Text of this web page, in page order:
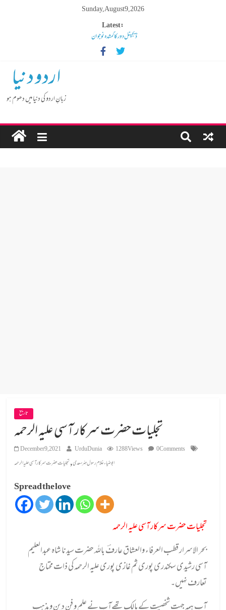
Sunday, August 9, 2026
Latest:
ڈیجیٹل دور کا گمشدہ نوجوان
مہنگائی کا بوجھ پس رہا ہے مڈل کلاس انسان
کم عمر لڑکوں میں بڑھتی ہوئی نشے کی لت
گوشالہ کی زمین بتا کر سوسالہ پرانے قبرستان پر انتظامیہ نے چلا دیااردو دنیا
زبانِ اردو کی دنیا میں دھوم ہو
تاریخ
تجلیات حضرت سرکار آسی علیہ الرحمہ
December 9, 2021 UrduDunia 1288 Views
0 Comments
ابوضیاءغلام رسول مِہْرسعدی,تجلیات حضرت سرکار آسی علیہ الرحمہ
Spread the love
تجلیات حضرت سرکار آسی علیہ الرحمہ
بحر الاسرار قطب العرفاء والعشاق عارفؔ بالله حضرت سیدنا شاہ عبدالعلیم
آسی رشیدی سکندری پوری ثم غازی پوری علیہ الرحمہ کی ذات محتاج
تعارف نہیں۔